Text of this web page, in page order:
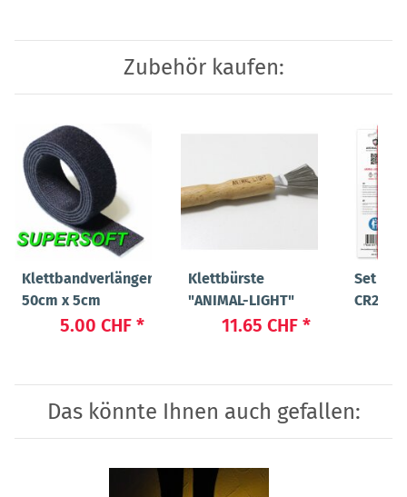
Zubehör kaufen:
Klettbandverlängerung
50cm x 5cm
5.00 CHF *
Klettbürste
"ANIMAL-LIGHT"
11.65 CHF *
Set
Das könnte Ihnen auch gefallen: